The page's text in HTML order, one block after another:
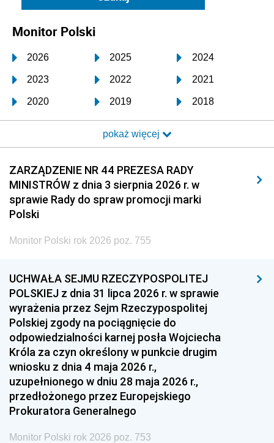
Monitor Polski
2026 2025 2024
2023 2022 2021
2020 2019 2018
2017 2016 2015
2014 2013 2012
2011 2010 2009
2008 2007 2006
2005
1996 1995 1994
1993 1992 1991
1990 1989
1987 1986 1985
1984 1983
1981 1980 1979
1978 1977
1975 1974
pokaż więcej
ZARZĄDZENIE NR 44 PREZESA RADY
MINISTRÓW z dnia 3 sierpnia 2026 r. w
sprawie Rady do spraw promocji marki
Polski
Monitor Polski rok 2026 poz. 755
UCHWAŁA SEJMU RZECZYPOSPOLITEJ
POLSKIEJ z dnia 31 lipca 2026 r. w sprawie
wyrażenia przez Sejm Rzeczypospolitej
Polskiej zgody na pociągnięcie do
odpowiedzialności karnej posła Wojciecha
Króla za czyn określony w punkcie drugim
wniosku z dnia 4 maja 2026 r.,
uzupełnionego w dniu 28 maja 2026 r.,
przedłożonego przez Europejskiego
Prokuratora Generalnego
Monitor Polski rok 2026 poz. 753